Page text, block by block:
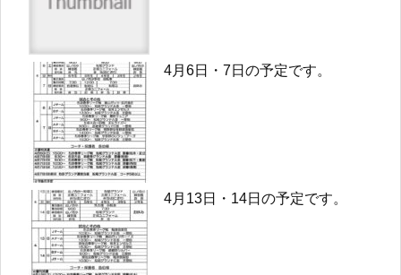
4月6日・7日の予定です。
4月13日・14日の予定です。